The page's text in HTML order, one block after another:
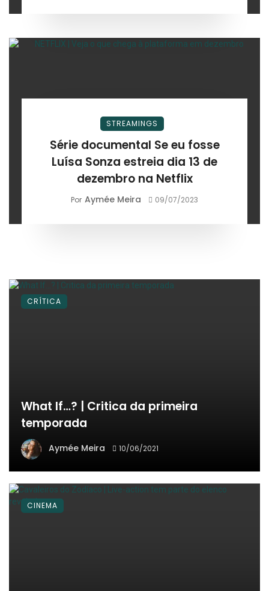
STREAMINGS
Série documental Se eu fosse
Luísa Sonza estreia dia 13 de
dezembro na Netflix
Por Aymée Meira 09/07/2023
What If…? | Critica da primeira
temporada
Aymée Meira 10/06/2021
CRÍTICA
CINEMA